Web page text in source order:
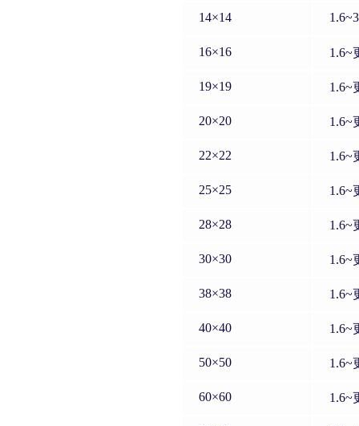
14×14
16×16 1.6~
19×19 1.6~
20×20 1.6~
22×22 1.6~
25×25 1.6~
28×28 1.6~
30×30 1.6~
38×38 1.6~
40×40 1.6~
50×50 1.6~
60×60 1.6~